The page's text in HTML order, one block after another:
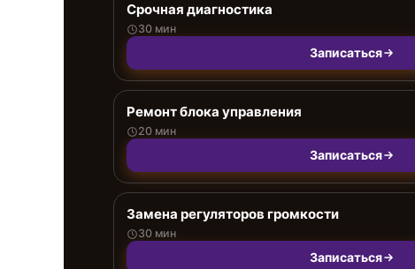
Срочная диагностика
30 мин
Записаться
Ремонт блока управления
20 мин
Записаться
Замена регуляторов громкости
30 мин
Записаться